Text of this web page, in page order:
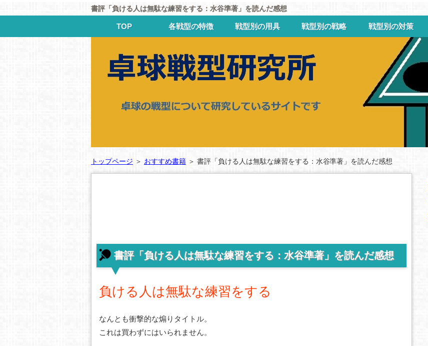
書評「負ける人は無駄な練習をする：水谷準著」を読んだ感想
TOP 各戦型の特徴 戦型別の用具 戦型別の戦略 戦型別の対策
トップページ ＞ おすすめ書籍＞ 書評「負ける人は無駄な練習をする：水谷準著」を読んだ感想
書評「負ける人は無駄な練習をする：水谷準著」を読んだ感想
負ける人は無駄な練習をする
なんとも衝撃的な煽りタイトル。
これは買わずにはいられません。